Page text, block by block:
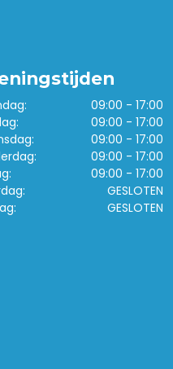
09:00 - 17:00
09:00 - 17:00
09:00 - 17:00
09:00 - 17:00
09:00 - 17:00
GESLOTEN
GESLOTEN